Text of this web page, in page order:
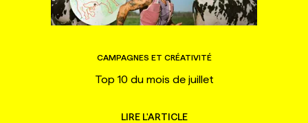
CAMPAGNES ET CRÉATIVITÉ
Top 10 du mois de juillet
LIRE L'ARTICLE